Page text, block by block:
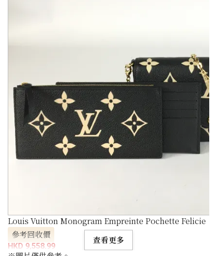
Louis Vuitton Monogram Empreinte Pochette Felicie
參考回收價
HKD 9,558.99
查看更多